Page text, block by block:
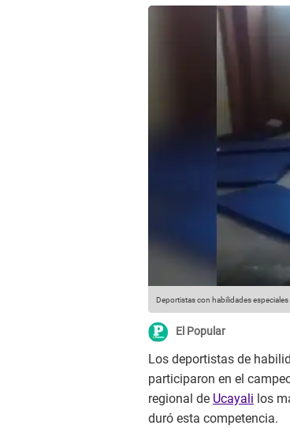
Deportistas con habilidades
El Popular
Los deportistas de
participaron en el
regional de Ucayali los
duró esta competencia.